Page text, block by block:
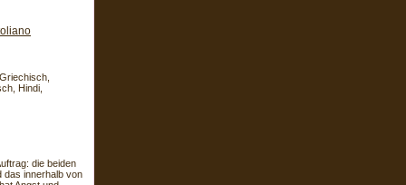
Hindi,
die beiden
das innerhalb von